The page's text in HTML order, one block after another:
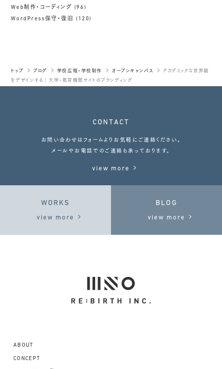
Web制作・コーディング (96)
WordPress保守・復旧 (120)
トップ ブログ 学校広報・学校制作 オープンキャンパス アカデミックな世界観
をデザインする｜大学・教育機関サイトのブランディング
CONTACT
お問い合わせはフォームよりお気軽にご連絡ください。
メールやお電話でのご連絡も承っております。
view more
WORKS
view more
BLOG
view more
ABOUT
CONCEPT